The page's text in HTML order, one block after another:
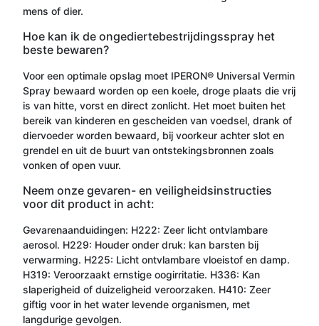
mens of dier.
Hoe kan ik de ongediertebestrijdingsspray het
beste bewaren?
Voor een optimale opslag moet IPERON® Universal Vermin
Spray bewaard worden op een koele, droge plaats die vrij
is van hitte, vorst en direct zonlicht. Het moet buiten het
bereik van kinderen en gescheiden van voedsel, drank of
diervoeder worden bewaard, bij voorkeur achter slot en
grendel en uit de buurt van ontstekingsbronnen zoals
vonken of open vuur.
Neem onze gevaren- en veiligheidsinstructies
voor dit product in acht:
Gevarenaanduidingen: H222: Zeer licht ontvlambare
aerosol. H229: Houder onder druk: kan barsten bij
verwarming. H225: Licht ontvlambare vloeistof en damp.
H319: Veroorzaakt ernstige oogirritatie. H336: Kan
slaperigheid of duizeligheid veroorzaken. H410: Zeer
giftig voor in het water levende organismen, met
langdurige gevolgen.